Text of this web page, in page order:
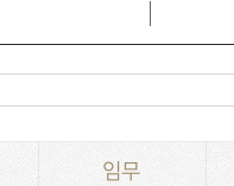
임무